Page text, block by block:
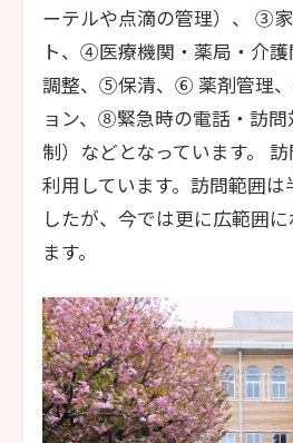
ーテルや点滴の管理）、 ③
ト、④医療機関・薬局・介
調整、⑤保清、⑥ 薬剤管理
ョン、⑧緊急時の電話・訪
制）などとなっています。
利用しています。訪問範囲は
したが、今では更に広範囲
ます。